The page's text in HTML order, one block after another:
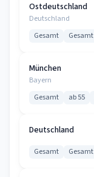
Ostdeutschland
Deutschland
Gesamt Gesamt
München
Bayern
Gesamt ab 55
Deutschland
Gesamt Gesamt